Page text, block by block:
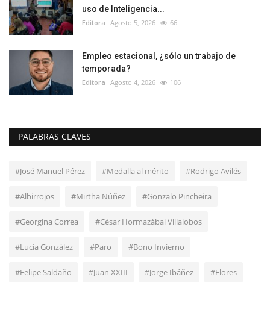
uso de Inteligencia...
Editora Agosto 5, 2026 66
Empleo estacional, ¿sólo un trabajo de
temporada?
Editora Agosto 4, 2026 106
PALABRAS CLAVES
#José Manuel Pérez #Medalla al mérito #Rodrigo Avilés
#Albirrojos #Mirtha Núñez #Gonzalo Pincheira
#Georgina Correa #César Hormazábal Villalobos
#Lucía González #Paro #Bono Invierno
#Felipe Saldaño #Juan XXIII #Jorge Ibáñez #Flores